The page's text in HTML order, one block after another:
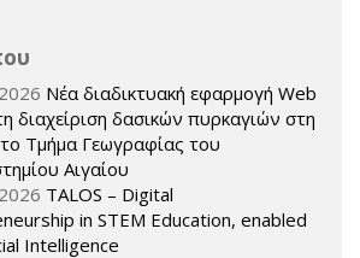
Νέα διαδικτυακή εφαρμογή Web
διαχείριση δασικών πυρκαγιών στη
Τμήμα Γεωγραφίας του
Αιγαίου
TALOS – Digital
in STEM Education, enabled
Intelligence